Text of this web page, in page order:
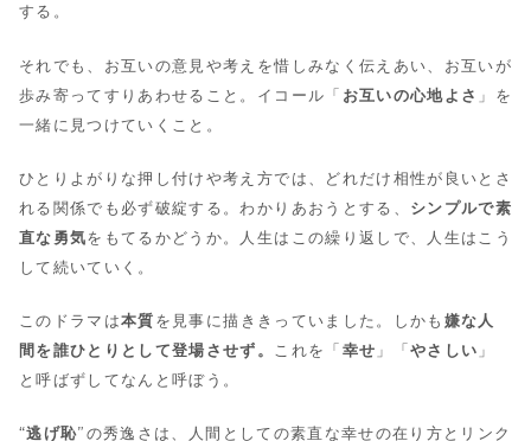
する。
それでも、お互いの意見や考えを惜しみなく伝えあい、お互いが
歩み寄ってすりあわせること。イコール「 お互いの心地よさ 」を
一緒に見つけていくこと。
ひとりよがりな押し付けや考え方では、どれだけ相性が良いとさ
れる関係でも必ず破綻する。わかりあおうとする、 シンプルで素
直な勇気をもてるかどうか。人生はこの繰り返しで、人生はこう
して続いていく。
このドラマは本質を見事に描ききっていました。しかも 嫌な人
間を誰ひとりとして登場させず。
これを「幸せ 」「やさしい 」
と呼ばずしてなんと呼ぼう。
“逃げ恥”の秀逸さは、人間としての素直な幸せの在り方とリンク